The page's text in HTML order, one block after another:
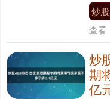
炒
查看
炒
期
亿